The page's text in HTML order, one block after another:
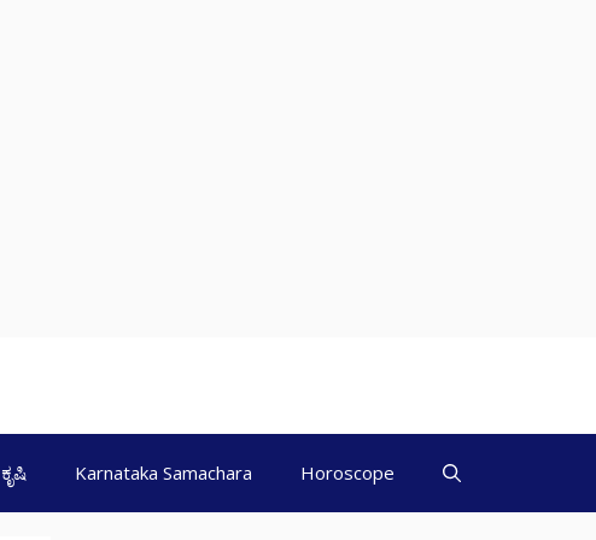
ಕೃಷಿ Karnataka Samachara Horoscope